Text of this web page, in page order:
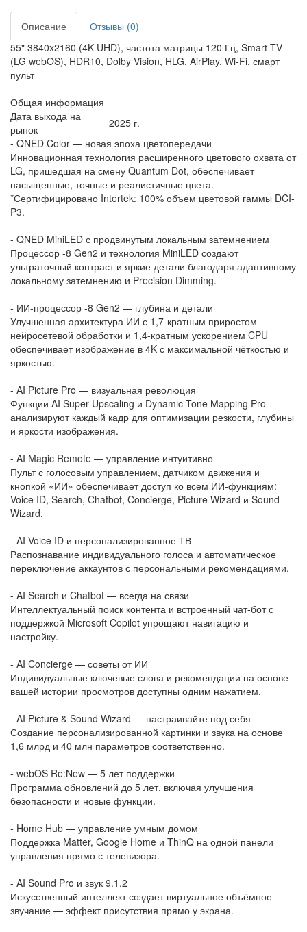
Описание
Отзывы (0)
55" 3840x2160 (4K UHD), частота матрицы 120 Гц, Smart TV
(LG webOS), HDR10, Dolby Vision, HLG, AirPlay, Wi-Fi, смарт
пульт
Общая информация
Дата выхода на
рынок
2025 г.
- QNED Color — новая эпоха цветопередачи
Инновационная технология расширенного цветового охвата от
LG, пришедшая на смену Quantum Dot, обеспечивает
насыщенные, точные и реалистичные цвета.
*Сертифицировано Intertek: 100% объем цветовой гаммы DCI-
P3.
- QNED MiniLED с продвинутым локальным затемнением
Процессор -8 Gen2 и технология MiniLED создают
ультраточный контраст и яркие детали благодаря адаптивному
локальному затемнению и Precision Dimming.
- ИИ-процессор -8 Gen2 — глубина и детали
Улучшенная архитектура ИИ с 1,7-кратным приростом
нейросетевой обработки и 1,4-кратным ускорением CPU
обеспечивает изображение в 4K с максимальной чёткостью и
яркостью.
- AI Picture Pro — визуальная революция
Функции AI Super Upscaling и Dynamic Tone Mapping Pro
анализируют каждый кадр для оптимизации резкости, глубины
и яркости изображения.
- AI Magic Remote — управление интуитивно
Пульт с голосовым управлением, датчиком движения и
кнопкой «ИИ» обеспечивает доступ ко всем ИИ-функциям:
Voice ID, Search, Chatbot, Concierge, Picture Wizard и Sound
Wizard.
- AI Voice ID и персонализированное ТВ
Распознавание индивидуального голоса и автоматическое
переключение аккаунтов с персональными рекомендациями.
- AI Search и Chatbot — всегда на связи
Интеллектуальный поиск контента и встроенный чат-бот с
поддержкой Microsoft Copilot упрощают навигацию и
настройку.
- AI Concierge — советы от ИИ
Индивидуальные ключевые слова и рекомендации на основе
вашей истории просмотров доступны одним нажатием.
- AI Picture & Sound Wizard — настраивайте под себя
Создание персонализированной картинки и звука на основе
1,6 млрд и 40 млн параметров соответственно.
- webOS Re:New — 5 лет поддержки
Программа обновлений до 5 лет, включая улучшения
безопасности и новые функции.
- Home Hub — управление умным домом
Поддержка Matter, Google Home и ThinQ на одной панели
управления прямо с телевизора.
- AI Sound Pro и звук 9.1.2
Искусственный интеллект создает виртуальное объёмное
звучание — эффект присутствия прямо у экрана.